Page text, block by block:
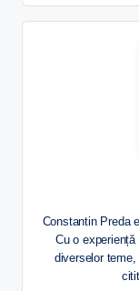
Constantin Preda
Cu o
diverselor